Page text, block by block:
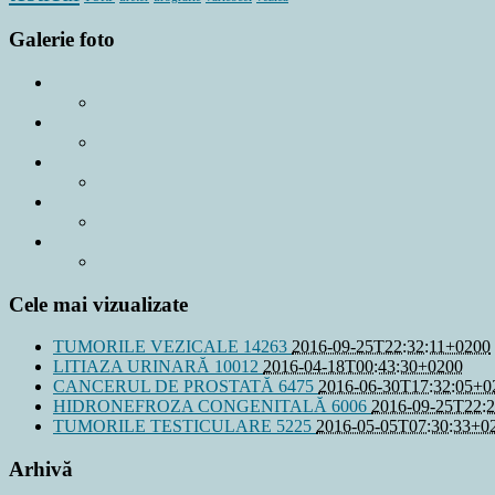
Galerie foto
Cele mai vizualizate
TUMORILE VEZICALE 14263 2016-09-25T22:32:11+0200
LITIAZA URINARĂ 10012 2016-04-18T00:43:30+0200
CANCERUL DE PROSTATĂ 6475 2016-06-
HIDRONEFROZA CONGENITALĂ 6006 2016-09-
TUMORILE TESTICULARE 5225 2016-05-
Arhivă